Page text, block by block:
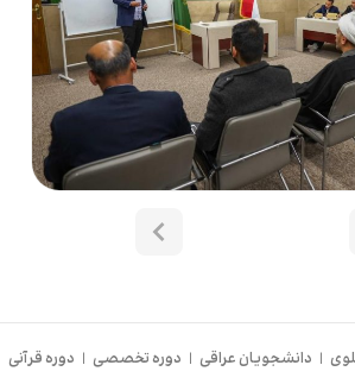
| دانشجویان عراقی | دوره تخصصی | دوره قرآنی